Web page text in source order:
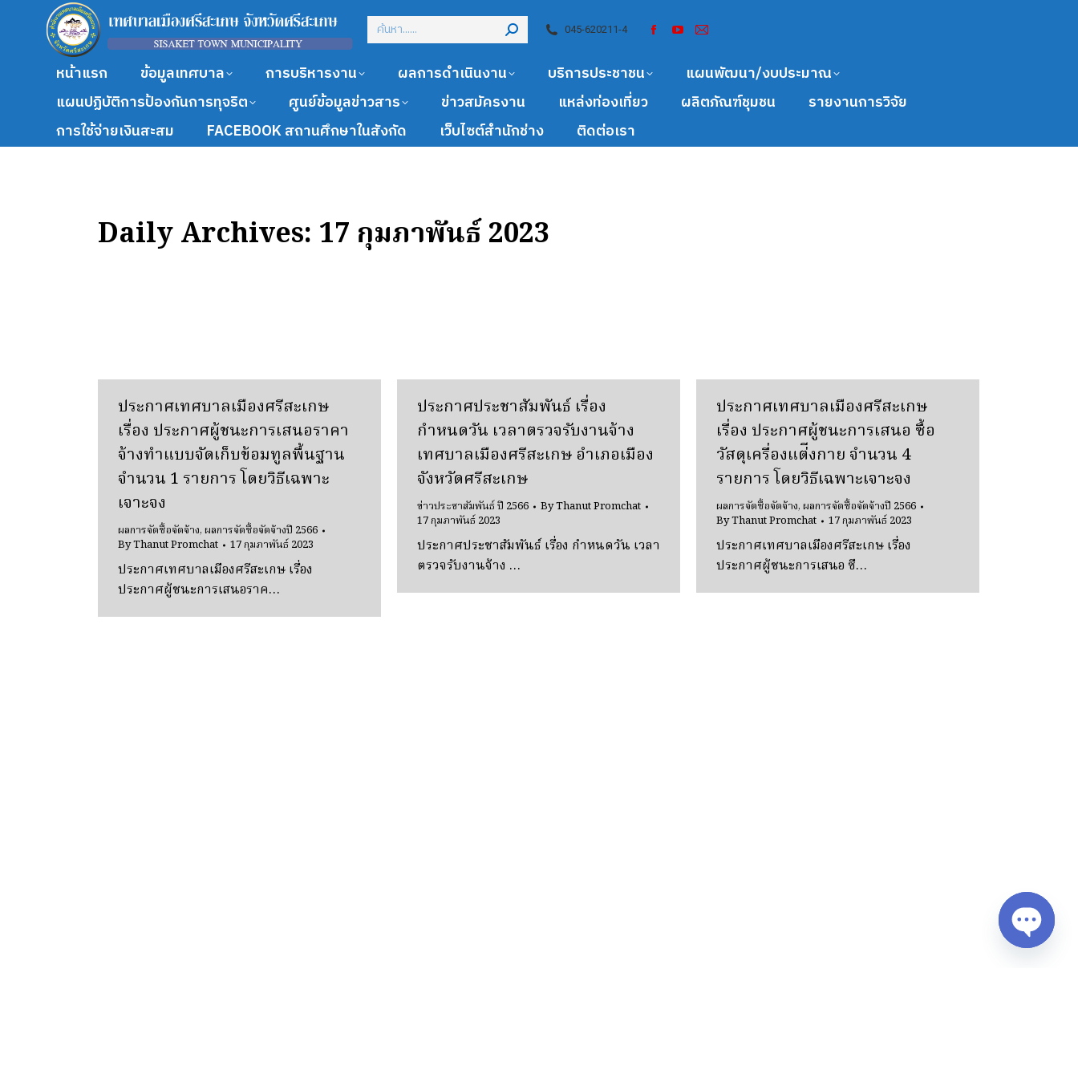
045-620211-4
หน้าแรก ข้อมูลเทศบาล การบริหารงาน ผลการดำเนินงาน บริการประชาชน
แผนพัฒนา/งบประมาณ
แผนปฏิบัติการป้องกันการทุจริต
ศูนย์ข้อมูลข่าวสาร ข่าวสมัครงาน แหล่งท่องเที่ยว ผลิตภัณฑ์ชุมชน
รายงานการวิจัย
การใช้จ่ายเงินสะสม
FACEBOOK สถานศึกษาในสังกัด เว็บไซต์สำนักช่าง ติดต่อเรา
Daily Archives: 17 กุมภาพันธ์ 2023
ประกาศเทศบาลเมืองศรีสะเกษ
เรื่อง ประกาศผู้ชนะการเสนอราคา
จ้างทำแบบจัดเก็บข้อมทูลพื้นฐาน
จำนวน 1 รายการ โดยวิธีเฉพาะ
เจาะจง
ผลการจัดซื้อจัดจ้าง,ผลการจัดซื้อจัดจ้างปี 2566
ByThanut Promchat 17 กุมภาพันธ์ 2023
ประกาศเทศบาลเมืองศรีสะเกษ เรื่อง
ประกาศผู้ชนะการเสนอราค…
ประกาศประชาสัมพันธ์ เรื่อง
กำหนดวัน เวลาตรวจรับงานจ้าง
เทศบาลเมืองศรีสะเกษ อำเภอเมือง
จังหวัดศรีสะเกษ
ข่าวประชาสัมพันธ์ ปี 2566 ByThanut Promchat
17 กุมภาพันธ์ 2023
ประกาศประชาสัมพันธ์ เรื่อง กำหนดวัน เวลา
ตรวจรับงานจ้าง …
ประกาศเทศบาลเมืองศรีสะเกษ
เรื่อง ประกาศผู้ชนะการเสนอ ซื้อ
วัสดุเครื่องแต่ีงกาย จำนวน 4
รายการ โดยวิธีเฉพาะเจาะจง
ผลการจัดซื้อจัดจ้าง,ผลการจัดซื้อจัดจ้างปี 2566
ByThanut Promchat 17 กุมภาพันธ์ 2023
ประกาศเทศบาลเมืองศรีสะเกษ เรื่อง
ประกาศผู้ชนะการเสนอ ซื…